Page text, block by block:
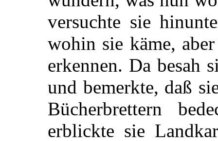
versuchte sie
wohin sie käme,
erkennen. Da besah
und bemerkte, daß
Bücherbrettern
erblickte sie